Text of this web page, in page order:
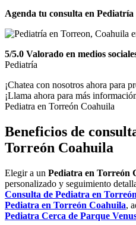
Agenda tu consulta en Pediatría
5/5.0 Valorado en medios
Pediatría
¡Chatea con nosotros ahora para
¡Llama ahora para más
Pediatra en Torreón Coahuila
Beneficios de
Torreón Coahuila
Elegir a un Pediatra en Torreón
personalizado y seguimiento
Consulta de Pediatra en Torreón
Pediatra en Torreón Coahuila,
Pediatra Cerca de Parque